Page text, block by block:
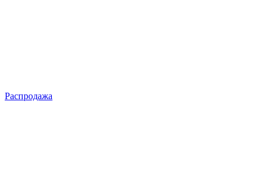
Распродажа